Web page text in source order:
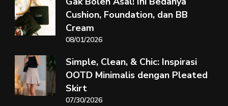
Cushion, Foundation, dan BB
Cream
08/01/2026
Simple, Clean, & Chic: Inspirasi
OOTD Minimalis dengan Pleated
Skirt
07/30/2026